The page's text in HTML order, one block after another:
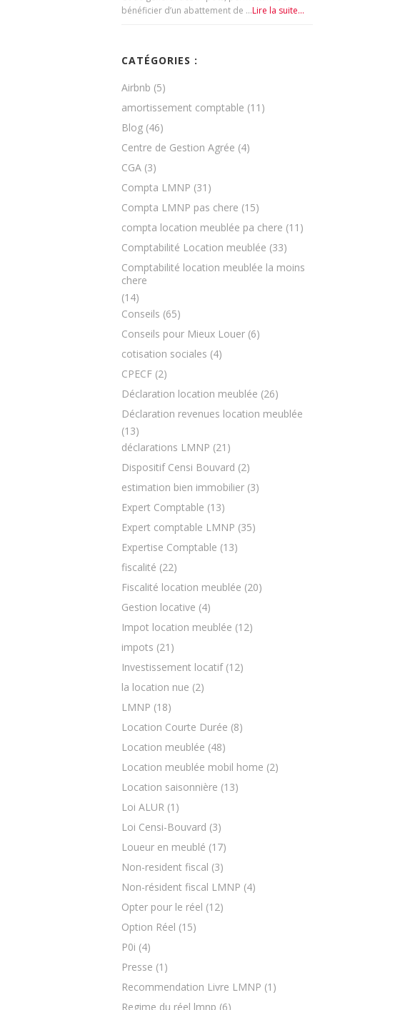
bénéficier d’un abattement de …Lire la suite...
CATÉGORIES :
Airbnb (5)
amortissement comptable (11)
Blog (46)
Centre de Gestion Agrée (4)
CGA (3)
Compta LMNP (31)
Compta LMNP pas chere (15)
compta location meublée pa chere (11)
Comptabilité Location meublée (33)
Comptabilité location meublée la moins
chere
(14)
Conseils (65)
Conseils pour Mieux Louer (6)
cotisation sociales (4)
CPECF (2)
Déclaration location meublée (26)
Déclaration revenues location meublée
(13)
déclarations LMNP (21)
Dispositif Censi Bouvard (2)
estimation bien immobilier (3)
Expert Comptable (13)
Expert comptable LMNP (35)
Expertise Comptable (13)
fiscalité (22)
Fiscalité location meublée (20)
Gestion locative (4)
Impot location meublée (12)
impots (21)
Investissement locatif(12)
la location nue (2)
LMNP (18)
Location Courte Durée (8)
Location meublée (48)
Location meublée mobil home (2)
Location saisonnière (13)
Loi ALUR (1)
Loi Censi-Bouvard (3)
Loueur en meublé (17)
Non-resident fiscal (3)
Non-résident fiscal LMNP (4)
Opter pour le réel (12)
Option Réel (15)
P0i (4)
Presse (1)
Recommendation Livre LMNP (1)
Regime du réel lmnp (6)